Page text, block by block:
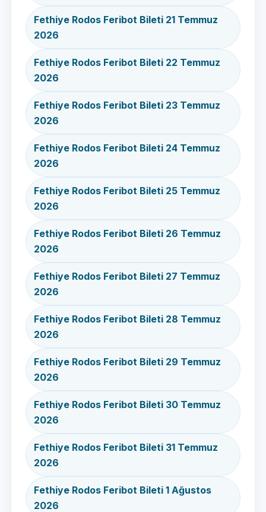
Fethiye Rodos Feribot Bileti 21 Temmuz
2026
Fethiye Rodos Feribot Bileti 22 Temmuz
2026
Fethiye Rodos Feribot Bileti 23 Temmuz
2026
Fethiye Rodos Feribot Bileti 24 Temmuz
2026
Fethiye Rodos Feribot Bileti 25 Temmuz
2026
Fethiye Rodos Feribot Bileti 26 Temmuz
2026
Fethiye Rodos Feribot Bileti 27 Temmuz
2026
Fethiye Rodos Feribot Bileti 28 Temmuz
2026
Fethiye Rodos Feribot Bileti 29 Temmuz
2026
Fethiye Rodos Feribot Bileti 30 Temmuz
2026
Fethiye Rodos Feribot Bileti 31 Temmuz
2026
Fethiye Rodos Feribot Bileti 1 Ağustos
2026